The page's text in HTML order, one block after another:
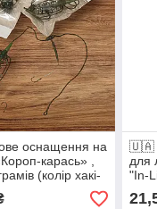
оснащення на
карась» ,
(колір хакі-
🇺🇦
🇺🇦
для
"In-